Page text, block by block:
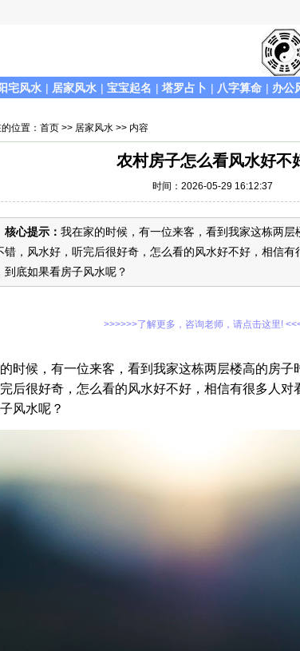
宅风水 | 居家风水 | 宝宝起名 | 塔罗占卜 | 八字算命 | 办公
位置： 首页 >> 居家风水 >> 内容
农村房子怎么看风水好不
时间：2026-05-29 16:12:37
心提示： 我在家的时候，有一位来客，看到我家这栋两
错，风水好，听完后很好奇，怎么看的风水好不好，相信有
到底如果看房子风水呢？
>>>>>>了解更多，咨询老师，请点击这里!
时候，有一位来客，看到我家这栋两层楼高的房子
后很好奇，怎么看的风水好不好，相信有很多人对
风水呢？